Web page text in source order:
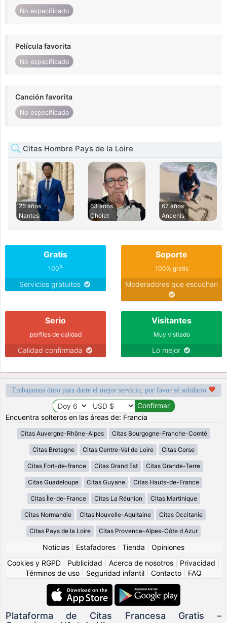
No especificado
Película favorita
No especificado
Canción favorita
No especificado
Citas Hombre Pays de la Loire
25 años
Nantes
63 años
Cholet
67 años
Ancenis
Gratis
100%
Servicios gratuitos
Soporte
100% gratis
Moderadores que escuchan
Serio
perfiles de calidad
Calidad confirmada
Visitantes
Muy visitado
Lo mejor
Trabajamos duro para darte el mejor servicio, por favor sé solidario
Encuentra solteros en las áreas de: Francia
Citas Auvergne-Rhône-Alpes Citas Bourgogne-Franche-Comté
Citas Bretagne Citas Centre-Val de Loire Citas Corse
Citas Fort-de-france Citas Grand Est Citas Grande-Terre
Citas Guadeloupe Citas Guyane Citas Hauts-de-France
Citas Île-de-France Citas La Réunion Citas Martinique
Citas Normandie Citas Nouvelle-Aquitaine Citas Occitanie
Citas Pays de la Loire Citas Provence-Alpes-Côte d Azur
Noticias Estafadores Tienda
Opiniones
Cookies y RGPD
Publicidad Acerca de nosotros Privacidad
Términos de uso
Seguridad infantil Contacto FAQ
Plataforma de Citas Francesa Gratis –